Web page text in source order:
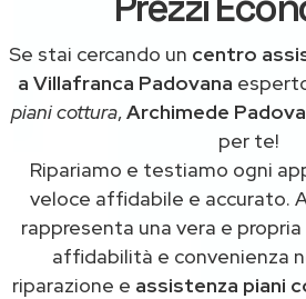
Se stai cercando un centro
a Villafranca Padovana
piani cottura,Archimede Padova
per te!
Ripariamo e testiamo ogni
veloce affidabile e accurato.
rappresenta una vera e
affidabilità e convenienza
riparazione e assistenza piani